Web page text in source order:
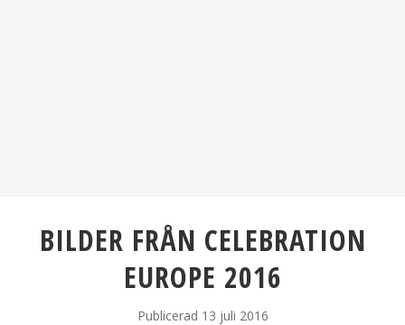
BILDER FRÅN CELEBRATION
EUROPE 2016
Publicerad 13 juli 2016